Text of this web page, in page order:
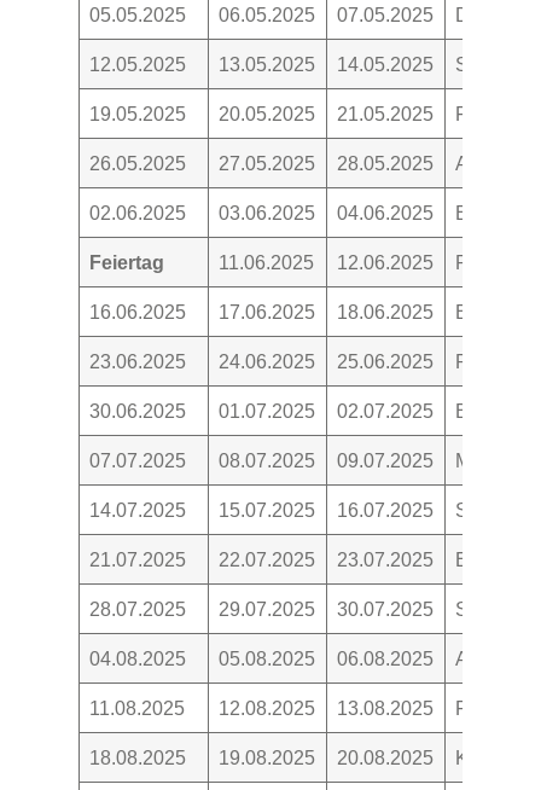
05.05.2025 06.05.2025 07.05.2025 Der Mai
12.05.2025 13.05.2025 14.05.2025 Spiele
19.05.2025 20.05.2025 21.05.2025
26.05.2025 27.05.2025 28.05.2025 Auf dem
02.06.2025 03.06.2025 04.06.2025
Feiertag 11.06.2025 12.06.2025 Pfingsten
16.06.2025 17.06.2025 18.06.2025 Besuch
23.06.2025 24.06.2025 25.06.2025 Rosten
30.06.2025 01.07.2025 02.07.2025 Bienen
07.07.2025 08.07.2025 09.07.2025 Mundart
14.07.2025 15.07.2025 16.07.2025
21.07.2025 22.07.2025 23.07.2025 Erntezeit
28.07.2025 29.07.2025 30.07.2025 Sand
04.08.2025 05.08.2025 06.08.2025 Am Meer
11.08.2025 12.08.2025 13.08.2025 Fremde
18.08.2025 19.08.2025 20.08.2025 Kräuter